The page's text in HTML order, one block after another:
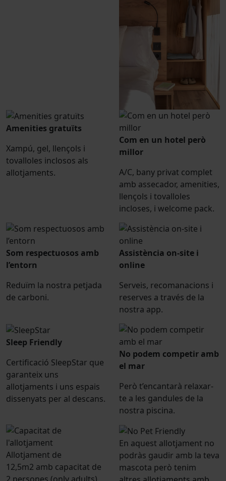
Amenities gratuïts
Xampú, gel, llençols i
tovalloles inclosos als
allotjaments.
Com en un hotel però
millor
A/C, bany privat complet
amb assecador, amenities,
llençols i tovalloles
incloses, i welcome pack.
Som respectuosos amb
l’entorn
Reduïm la nostra petjada
de carboni.
Assistència on-site i
online
Serveis, recomanacions i
reserves a través de la
nostra app.
Sleep Friendly
Certificació SleepStar que
garanteix uns
allotjaments i uns espais
dissenyats per al descans.
No podem competir amb
el mar
Però t’encantarà relaxar-
te a les gandules de la
nostra piscina.
Allotjament de
12,5m2 amb capacitat de
En aquest allotjament no
podràs gaudir amb la teva
mascota però tenim